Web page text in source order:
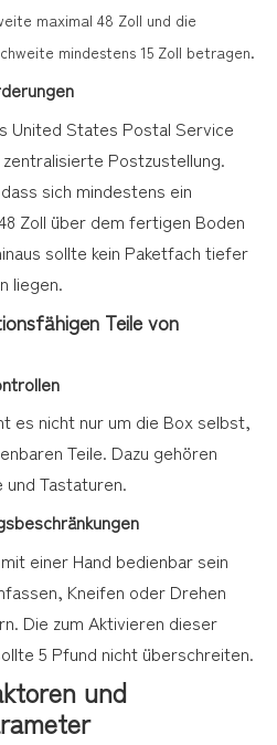
maximal 48 Zoll und die
mindestens 15 Zoll betragen.
United States Postal Service
Postzustellung.
sich mindestens ein
Zoll über dem fertigen Boden
sollte kein Paketfach tiefer
liegen.
Teile von
es nicht nur um die Box selbst,
Teile. Dazu gehören
Tastaturen.
einer Hand bedienbar sein
Kneifen oder Drehen
Die zum Aktivieren dieser
5 Pfund nicht überschreiten.
und